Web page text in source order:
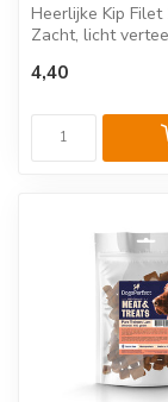
Heerlijke Kip Filet
Zacht, licht
4,40